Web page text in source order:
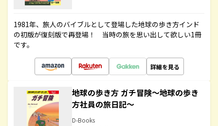
1981年、旅人のバイブルとして登場した地球の歩き方インド
の初版が復刻版で再登場！ 当時の旅を思い出して欲しい1冊
です。
詳細を見る
地球の歩き方 ガチ冒険～地球の歩き
方社員の旅日記～
D-Books